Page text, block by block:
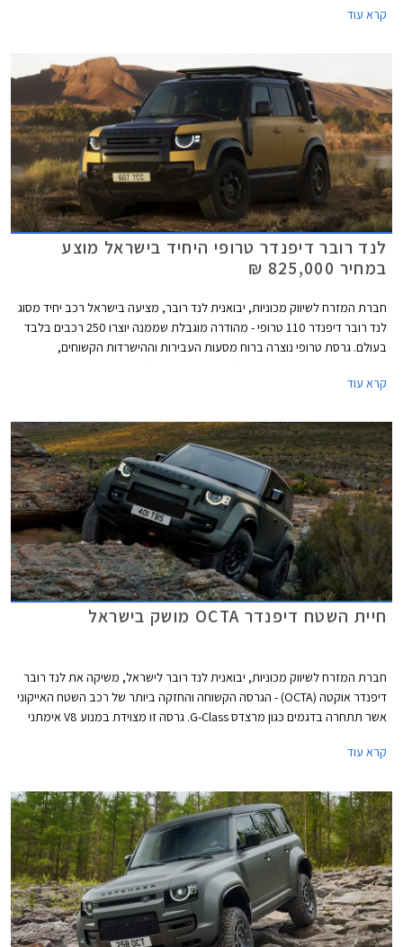
קרא עוד
לנד רובר דיפנדר טרופי היחיד בישראל מוצע
במחיר 825,000 ₪
חברת המזרח לשיווק מכוניות, יבואנית לנד רובר, מציעה בישראל רכב יחיד מסוג
לנד רובר דיפנדר 110 טרופי - מהודרה מוגבלת שממנה יוצרו 250 רכבים בלבד
בעולם. גרסת טרופי נוצרה ברוח מסעות העבירות וההישרדות הקשוחים,
מלאה הכוללת גגון מסיבי, סולם אחורי, שנורקל לעבירות משופרת במים, וארגז
צד ייעודי לאחסון ציוד. מחירו של לנד רובר דיפנדר טרופי עומד על 825,000 ₪.
קרא עוד
חיית השטח דיפנדר OCTA מושק בישראל
חברת המזרח לשיווק מכוניות, יבואנית לנד רובר לישראל, משיקה את לנד רובר
דיפנדר אוקטה (OCTA) - הגרסה הקשוחה והחזקה ביותר של רכב השטח האייקוני
אשר תתחרה בדגמים כגון מרצדס G-Class. גרסה זו מצוידת במנוע V8 אימתני
היהלום בקורות האחוריות אשר נבחר לייצג את הדגם בשל היותו המינרל הקשה
העומד על החל מ- 1,511,000 ₪, כך שרק בודדים בישראל יזכו לרכוש את גרסת
אוקטה המעניינת.
קרא עוד